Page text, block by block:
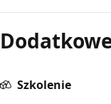
Szkolenie